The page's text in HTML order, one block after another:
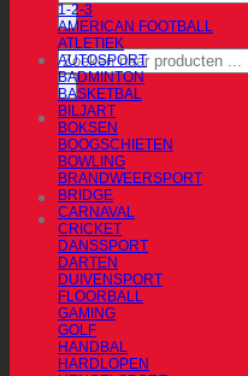
Producten
zoeken
1-2-3
AMERICAN FOOTBALL
ATLETIEK
AUTOSPORT
BADMINTON
BASKETBAL
BILJART
BOKSEN
BOOGSCHIETEN
BOWLING
BRANDWEERSPORT
BRIDGE
CARNAVAL
CRICKET
DANSSPORT
DARTEN
DUIVENSPORT
FLOORBALL
GAMING
GOLF
HANDBAL
HARDLOPEN